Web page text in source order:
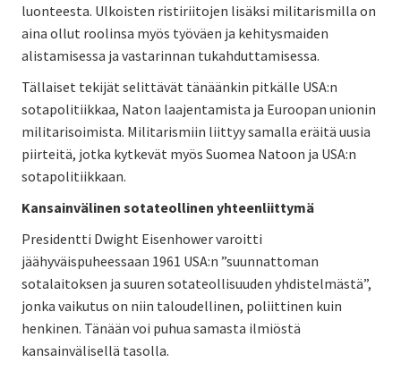
luonteesta. Ulkoisten ristiriitojen lisäksi militarismilla on
aina ollut roolinsa myös työväen ja kehitysmaiden
alistamisessa ja vastarinnan tukahduttamisessa.
Tällaiset tekijät selittävät tänäänkin pitkälle USA:n
sotapolitiikkaa, Naton laajentamista ja Euroopan unionin
militarisoimista. Militarismiin liittyy samalla eräitä uusia
piirteitä, jotka kytkevät myös Suomea Natoon ja USA:n
sotapolitiikkaan.
Kansainvälinen sotateollinen yhteenliittymä
Presidentti Dwight Eisenhower varoitti
jäähyväispuheessaan 1961 USA:n ”suunnattoman
sotalaitoksen ja suuren sotateollisuuden yhdistelmästä”,
jonka vaikutus on niin taloudellinen, poliittinen kuin
henkinen. Tänään voi puhua samasta ilmiöstä
kansainvälisellä tasolla.